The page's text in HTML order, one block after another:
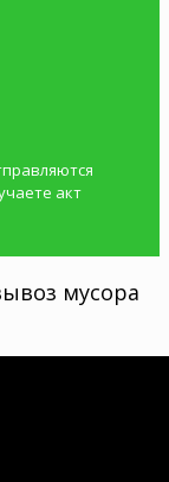
акт
мусора